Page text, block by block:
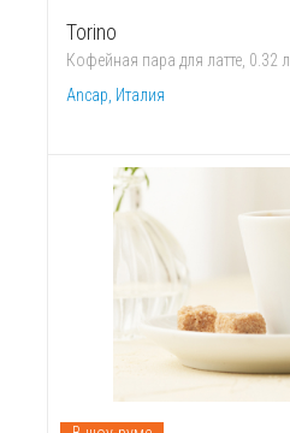
Torino
Кофейная пара для латте, 0.32 л
Ancap, Италия